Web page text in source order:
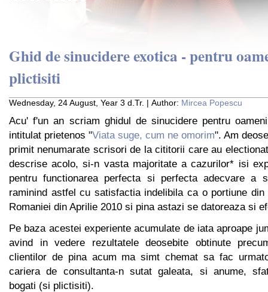
Ghid de sinucidere exotica - pentru
plictisiti
Wednesday, 24 August, Year 3 d.Tr. | Author: Mircea Popescu
Acu' f'un an scriam ghidul de sinucidere pentru
intitulat prietenos "Viata suge, cum ne omorim". Am
primit nenumarate scrisori de la cititorii care au
descrise acolo, si-n vasta majoritate a cazurilor* isi
pentru functionarea perfecta si perfecta adecvare a
raminind astfel cu satisfactia indelibila ca o portiune din
Romaniei din Aprilie 2010 si pina astazi se datoreaza si
Pe baza acestei experiente acumulate de iata aproape
avind in vedere rezultatele deosebite obtinute
clientilor de pina acum ma simt chemat sa fac
cariera de consultanta-n sutat galeata, si anume,
bogati (si plictisiti).